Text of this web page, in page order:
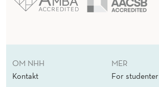
OM NHH
Kontakt
MER
For studenter